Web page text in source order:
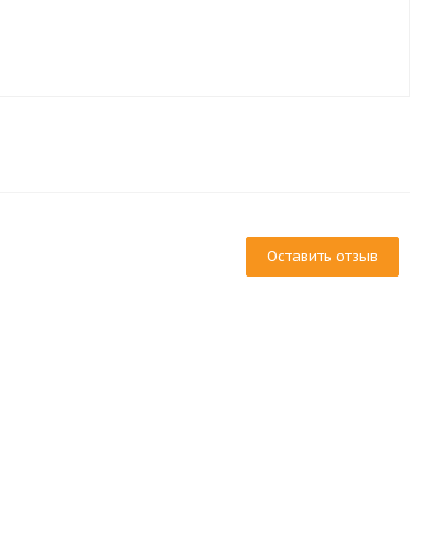
Оставить отзыв